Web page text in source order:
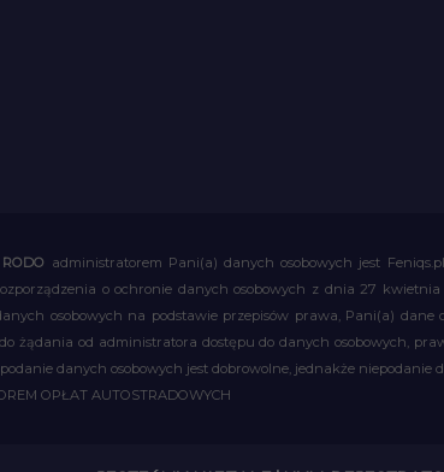
administratorem Pani(a) danych osobowych jest
o ochronie danych osobowych z dnia 27
osobowych na podstawie przepisów prawa, Pani(a)
żądania od administratora dostępu do danych osobowych,
danych osobowych jest dobrowolne, jednakże
OPŁAT AUTOSTRADOWYCH